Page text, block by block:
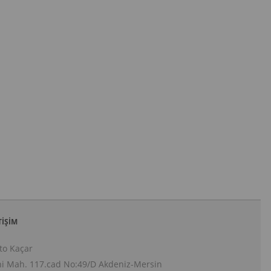
Kaçar
Mah. 117.cad No:49/D Akdeniz-Mersin